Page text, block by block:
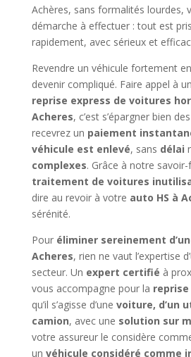
Achères, sans formalités lourdes,
démarche à effectuer : tout est
rapidement, avec sérieux et
Revendre un véhicule fortement
devenir compliqué. Faire appel à
reprise express de voitures
Acheres, c’est s’épargner bien
recevrez un paiement
véhicule est enlevé, sans délai
complexes. Grâce à notre
traitement de voitures
dire au revoir à votre auto HS à
sérénité.
Pour éliminer sereinement
Acheres, rien ne vaut l’expertise
secteur. Un expert certifié à
vous accompagne pour la reprise
qu’il s’agisse d’une voiture, d’un
camion, avec une solution sur
votre assureur le considère
un véhicule considéré comme